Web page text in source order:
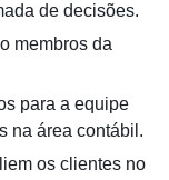
de decisões.
membros da
para a equipe
na área contábil.
os clientes no